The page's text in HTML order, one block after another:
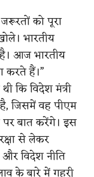
को पूरा
भारतीय
आज भारतीय
करते हैं।”
कि विदेश मंत्री
जिसमें वह पीएम
पर बात करेंगे। इस
से लेकर
और विदेश नीति